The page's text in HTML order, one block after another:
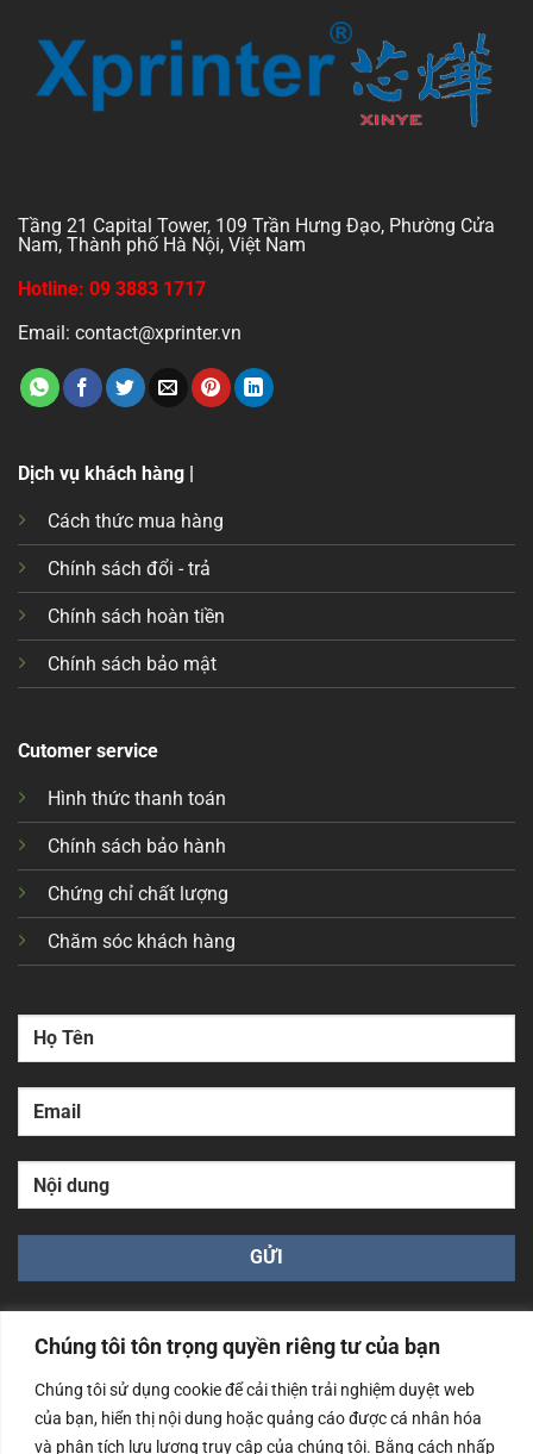
Chúng tôi tôn trọng quyền riêng tư của bạn
Chúng tôi sử dụng cookie để cải thiện trải nghiệm duyệt web
của bạn, hiển thị nội dung hoặc quảng cáo được cá nhân hóa
và phân tích lưu lượng truy cập của chúng tôi. Bằng cách nhấp
Tầng 21 Capital Tower, 109 Trần Hưng Đạo, Phường Cửa
Nam, Thành phố Hà Nội, Việt Nam
Hotline: 09 3883 1717
Email: contact@xprinter.vn
Dịch vụ khách hàng |
Cách thức mua hàng
Chính sách đổi - trả
Chính sách hoàn tiền
Chính sách bảo mật
Cutomer service
Hình thức thanh toán
Chính sách bảo hành
Chứng chỉ chất lượng
Chăm sóc khách hàng
Công ty TNHH Nam Bình Xương - Số ĐKKD: 0108783483
cấp ngày 14/06/2019 bởi Sở Kế Hoạch và Đầu Tư Tp. Hà